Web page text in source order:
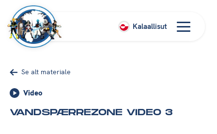
Kalaallisut
Se alt materiale
Video
VANDSPÆRREZONE VIDEO 3